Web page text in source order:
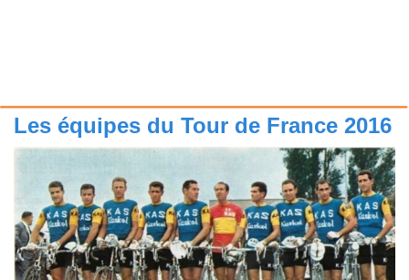
Les équipes du Tour de France 2016